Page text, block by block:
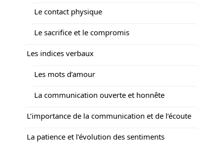
Le contact physique
Le sacrifice et le compromis
Les indices verbaux
Les mots d’amour
La communication ouverte et honnête
L’importance de la communication et de l’écoute
La patience et l’évolution des sentiments